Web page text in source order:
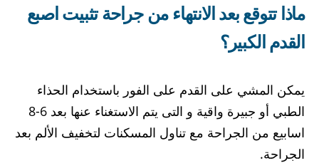
ماذا تتوقع بعد الانتهاء من جراحة تثبيت اصبع
القدم الكبير؟
يمكن المشي على القدم على الفور باستخدام الحذاء
الطبي أو جبيرة واقية و التى يتم الاستغناء عنها بعد 6-8
اسابيع من الجراحة مع تناول المسكنات لتخفيف الألم بعد
الجراحة.